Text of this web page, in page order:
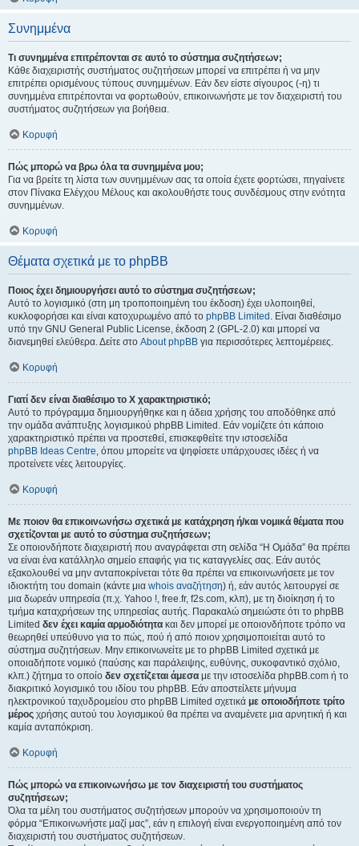
Συνημμένα
Τι συνημμένα επιτρέπονται σε αυτό το σύστημα συζητήσεων;
Κάθε διαχειριστής συστήματος συζητήσεων μπορεί να επιτρέπει ή να μην
επιτρέπει ορισμένους τύπους συνημμένων. Εάν δεν είστε σίγουρος (-η) τι
συνημμένα επιτρέπονται να φορτωθούν, επικοινωνήστε με τον διαχειριστή του
συστήματος συζητήσεων για βοήθεια.
Κορυφή
Πώς μπορώ να βρω όλα τα συνημμένα μου;
Για να βρείτε τη λίστα των συνημμένων σας τα οποία έχετε φορτώσει, πηγαίνετε
στον Πίνακα Ελέγχου Μέλους και ακολουθήστε τους συνδέσμους στην ενότητα
συνημμένων.
Κορυφή
Θέματα σχετικά με το phpBB
Ποιος έχει δημιουργήσει αυτό το σύστημα συζητήσεων;
Αυτό το λογισμικό (στη μη τροποποιημένη του έκδοση) έχει υλοποιηθεί,
κυκλοφορήσει και είναι κατοχυρωμένο από το phpBB Limited . Είναι διαθέσιμο
υπό την GNU General Public License, έκδοση 2 (GPL-2.0) και μπορεί να
διανεμηθεί ελεύθερα. Δείτε στο About phpBB για περισσότερες λεπτομέρειες.
Κορυφή
Γιατί δεν είναι διαθέσιμο το Χ χαρακτηριστικό;
Αυτό το πρόγραμμα δημιουργήθηκε και η άδεια χρήσης του αποδόθηκε από
την ομάδα ανάπτυξης λογισμικού phpBB Limited. Εάν νομίζετε ότι κάποιο
χαρακτηριστικό πρέπει να προστεθεί, επισκεφθείτε την ιστοσελίδα
phpBB Ideas Centre, όπου μπορείτε να ψηφίσετε υπάρχουσες ιδέες ή να
προτείνετε νέες λειτουργίες.
Κορυφή
Με ποιον θα επικοινωνήσω σχετικά με κατάχρηση ή/και νομικά θέματα που
σχετίζονται με αυτό το σύστημα συζητήσεων;
Σε οποιονδήποτε διαχειριστή που αναγράφεται στη σελίδα “Η Ομάδα” θα πρέπει
να είναι ένα κατάλληλο σημείο επαφής για τις καταγγελίες σας. Εάν αυτός
εξακολουθεί να μην ανταποκρίνεται τότε θα πρέπει να επικοινωνήσετε με τον
ιδιοκτήτη του domain (κάντε μια whois αναζήτηση) ή, εάν αυτός λειτουργεί σε
μια δωρεάν υπηρεσία (π.χ. Yahoo !, free.fr, f2s.com, κλπ), με τη διοίκηση ή το
τμήμα καταχρήσεων της υπηρεσίας αυτής. Παρακαλώ σημειώστε ότι το phpBB
Limited δεν έχει καμία αρμοδιότητα και δεν μπορεί με οποιονδήποτε τρόπο να
θεωρηθεί υπεύθυνο για το πώς, πού ή από ποιον χρησιμοποιείται αυτό το
σύστημα συζητήσεων. Μην επικοινωνείτε με το phpBB Limited σχετικά με
οποιαδήποτε νομικό (παύσης και παράλειψης, ευθύνης, συκοφαντικό σχόλιο,
κλπ.) ζήτημα το οποίο δεν σχετίζεται άμεσα με την ιστοσελίδα phpBB.com ή το
διακριτικό λογισμικό του ιδίου του phpBB. Εάν αποστείλετε μήνυμα
ηλεκτρονικού ταχυδρομείου στο phpBB Limited σχετικά με οποιοδήποτε τρίτο
μέρος χρήσης αυτού του λογισμικού θα πρέπει να αναμένετε μια αρνητική ή και
καμία ανταπόκριση.
Κορυφή
Πώς μπορώ να επικοινωνήσω με τον διαχειριστή του συστήματος
συζητήσεων;
Όλα τα μέλη του συστήματος συζητήσεων μπορούν να χρησιμοποιούν τη
φόρμα “Επικοινωνήστε μαζί μας”, εάν η επιλογή είναι ενεργοποιημένη από τον
διαχειριστή του συστήματος συζητήσεων.